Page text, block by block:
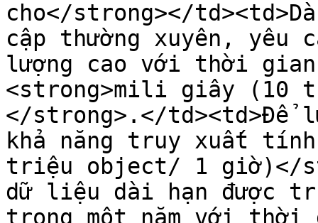
cho</strong></
cập thường xuyên, yêu
lượng cao với thời
<strong>mili giây (10
</strong>.</
khả năng truy xuất
triệu object/ 1 giờ)</
dữ liệu dài hạn được
trong một năm với